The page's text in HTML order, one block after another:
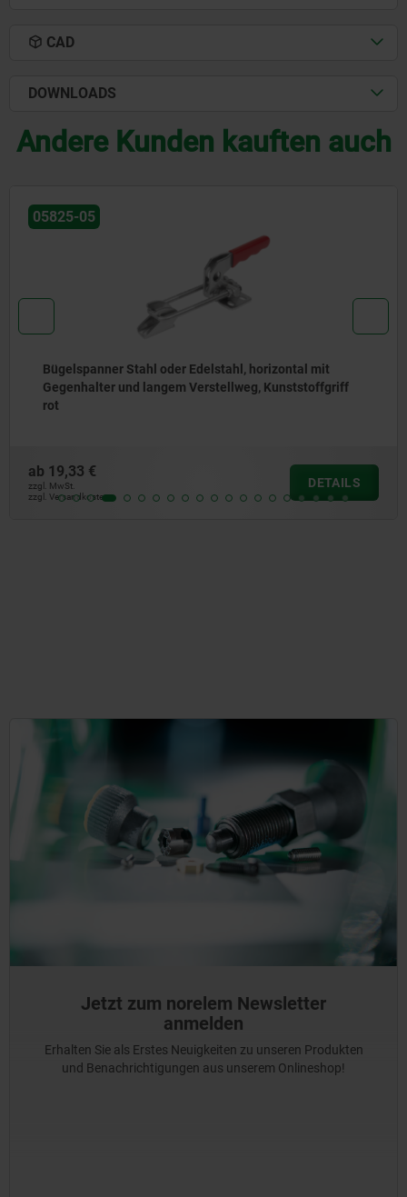
CAD
DOWNLOADS
Andere Kunden kauften auch
05825-05
Bügelspanner Stahl oder Edelstahl, horizontal mit
Gegenhalter und langem Verstellweg, Kunststoffgriff
rot
ab 19,33 €
zzgl. MwSt.
zzgl. Versandkosten
DETAILS
Jetzt zum norelem Newsletter
anmelden
Erhalten Sie als Erstes Neuigkeiten zu unseren Produkten
und Benachrichtigungen aus unserem Onlineshop!